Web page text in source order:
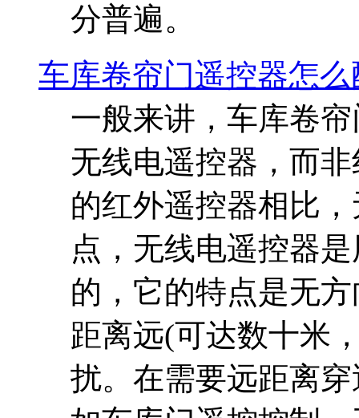
分普遍。
车库卷帘门遥控器怎
一般来讲，车库卷
无线电遥控器，而
的红外遥控器相比
点，无线电遥控器
的，它的特点是无
距离远(可达数十米
扰。在需要远距离